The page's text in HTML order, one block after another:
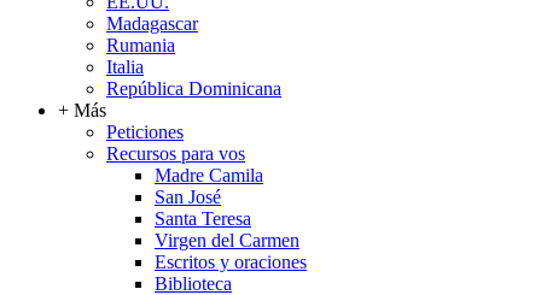
Madagascar
Rumania
Italia
República Dominicana
+ Más
Peticiones
Recursos para vos
Madre Camila
San José
Santa Teresa
Virgen del Carmen
Escritos y oraciones
Biblioteca